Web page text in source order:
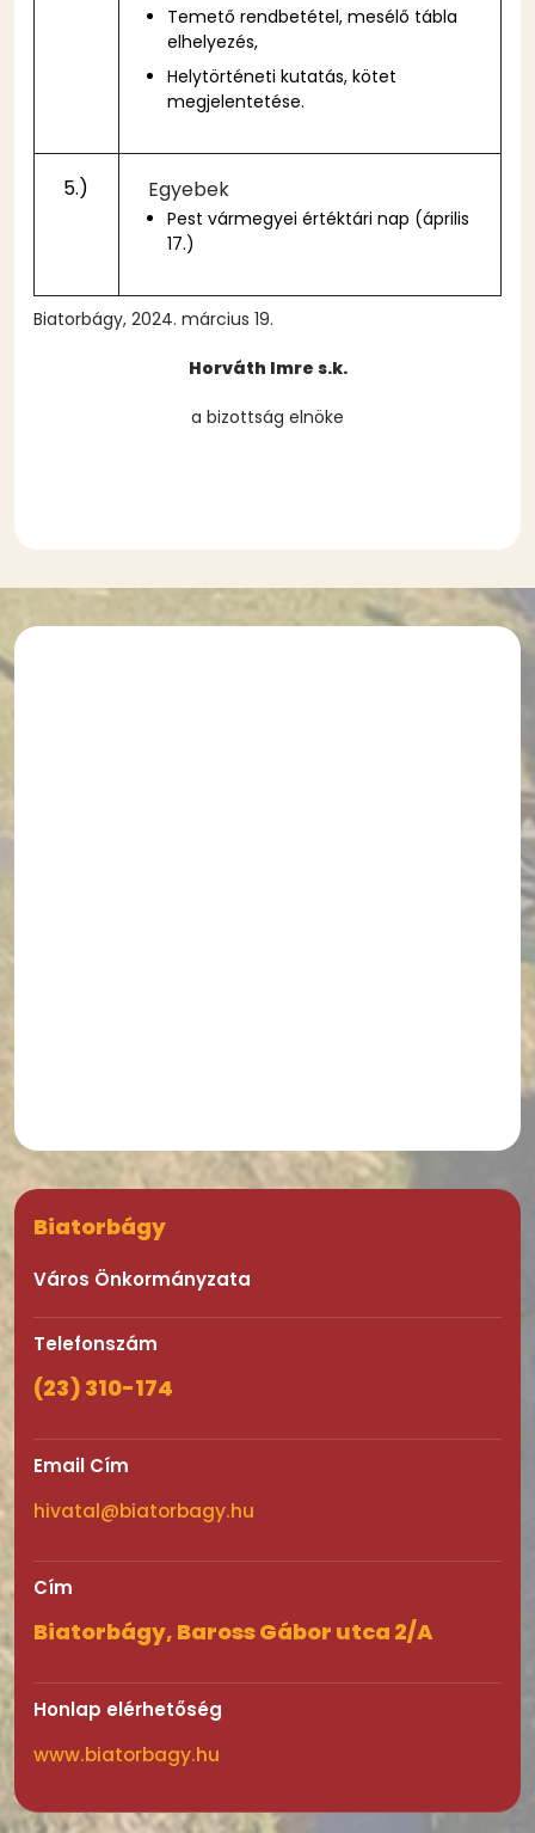
Temető rendbetétel, mesélő tábla
elhelyezés,
Helytörténeti kutatás, kötet
megjelentetése.
5.) Egyebek
Pest vármegyei értéktári nap (április
17.)
Biatorbágy, 2024. március 19.
Horváth Imre s.k.
a bizottság elnöke
Biatorbágy
Város Önkormányzata
Telefonszám
(23) 310-174
Email Cím
hivatal@biatorbagy.hu
Cím
Biatorbágy, Baross Gábor utca 2/A
Honlap elérhetőség
www.biatorbagy.hu